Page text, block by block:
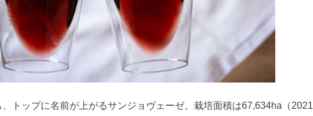
トップに名前が上がるサンジョヴェーゼ。栽培面積は67,634ha（2021